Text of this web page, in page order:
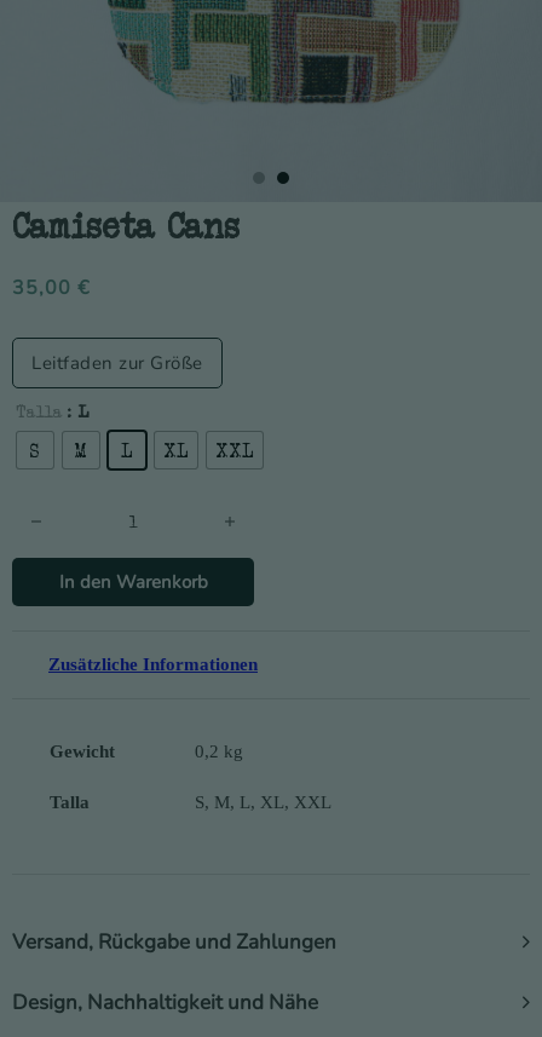
Camiseta Cans
35,00 €
Leitfaden zur Größe
Talla : L
S
M L XL XXL
Camiseta Cans Menge
In den Warenkorb
Zusätzliche Informationen
Gewicht 0,2 kg
Talla S, M, L, XL, XXL
Versand, Rückgabe und Zahlungen
Design, Nachhaltigkeit und Nähe